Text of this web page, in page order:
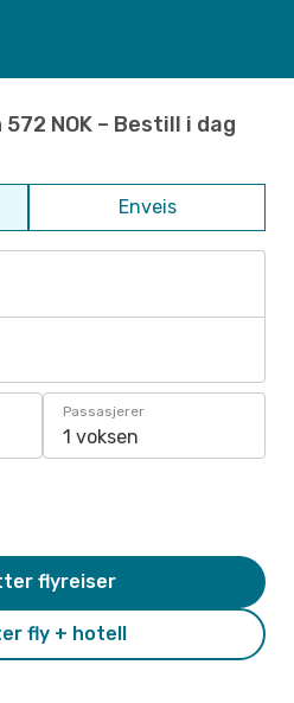
NOK – Bestill i dag
Enveis
Passasjerer
1 voksen
fly + hotell
flyreiser